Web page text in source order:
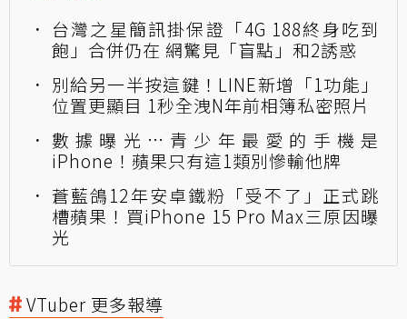
台灣之星簡訊掛保證「4G 188終身吃到
飽」合併仍在 網驚見「盲點」和2誘惑
別給另一半按這鍵！LINE新增「1功能」
位置更顯目 1秒全洩N年前相簿私密照片
數據曝光…青少年最愛的手機是
iPhone！蘋果只有這1類別慘輸他牌
蒼藍鴿12年安卓鐵粉「受不了」正式跳
槽蘋果！買iPhone 15 Pro Max三原因曝
光
VTuber 更多報導